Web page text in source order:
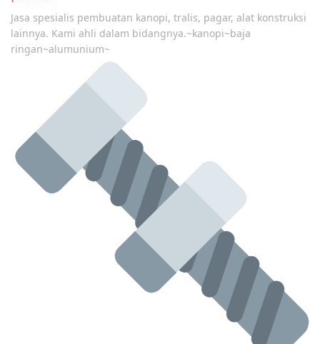
Jasa spesialis pembuatan kanopi, tralis, pagar, alat konstruksi
lainnya. Kami ahli dalam bidangnya.~kanopi~baja
ringan~alumunium~